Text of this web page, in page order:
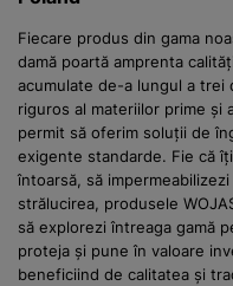
Fiecare produs din gama
damă poartă amprenta
acumulate de-a lungul a trei
riguros al materiilor prime și
permit să oferim soluții de
exigente standarde. Fie că
întoarsă, să
strălucirea, produsele
să explorezi întreaga gamă
proteja și pune în valoare
beneficiind de calitatea și